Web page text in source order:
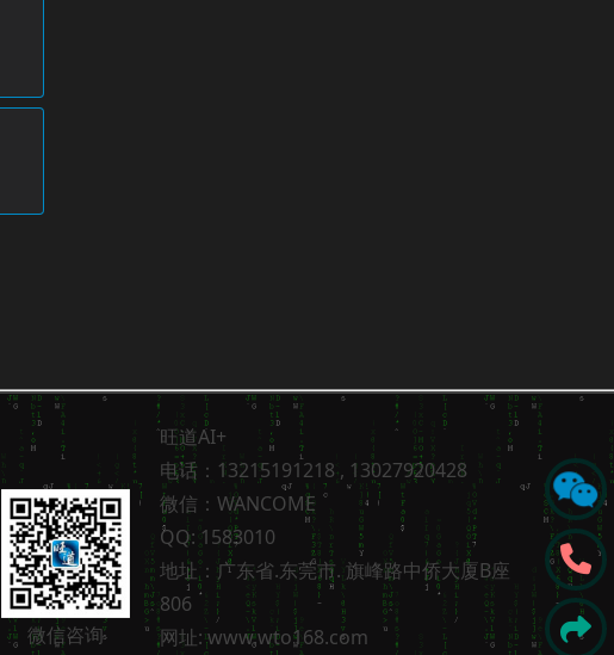
微信咨询
旺道AI+
电话：13215191218 , 13027920428
微信：WANCOME
QQ: 1583010
地址：广东省.东莞市. 旗峰路中侨大厦B座
806
网址: www.wto168.com